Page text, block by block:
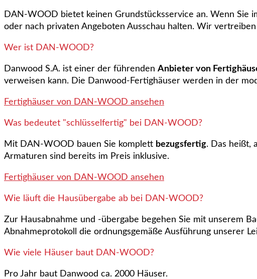
DAN-WOOD bietet keinen Grundstücksservice an. Wenn Sie
oder nach privaten Angeboten Ausschau halten. Wir
Wer ist DAN-WOOD?
Danwood S.A. ist einer der führenden Anbieter von
verweisen kann. Die Danwood-Fertighäuser werden in der
Fertighäuser von DAN-WOOD ansehen
Was bedeutet "schlüsselfertig" bei DAN-WOOD?
Mit DAN-WOOD bauen Sie komplett bezugsfertig. Das heißt,
Armaturen sind bereits im Preis inklusive.
Fertighäuser von DAN-WOOD ansehen
Wie läuft die Hausübergabe ab bei DAN-WOOD?
Zur Hausabnahme und -übergabe begehen Sie mit unserem
Abnahmeprotokoll die ordnungsgemäße Ausführung unserer
Wie viele Häuser baut DAN-WOOD?
Pro Jahr baut Danwood ca. 2000 Häuser.